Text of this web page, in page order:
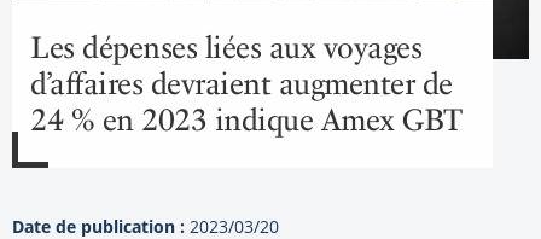
Les dépenses liées aux voyages
d’affaires devraient augmenter de
24 % en 2023 indique Amex GBT
Date de publication : 2023/03/20